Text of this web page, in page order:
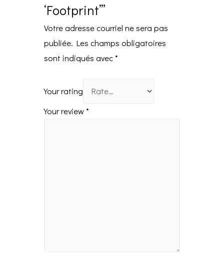
‘Footprint’”
Votre adresse courriel ne sera pas
publiée. Les champs obligatoires
sont indiqués avec*
Your rating
Your review*